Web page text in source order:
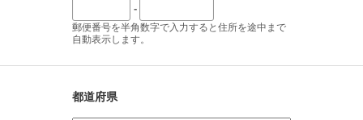
-
郵便番号を半角数字で入力すると住所を途中まで
自動表示します。
都道府県